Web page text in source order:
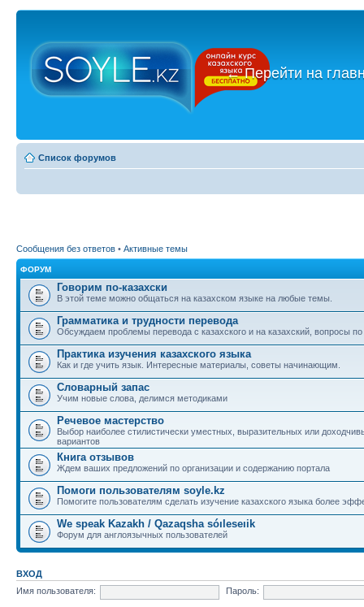
←Перейти на
Список форумов
Сообщения без ответов • Активные темы
ФОРУМ
Говорим по-казахски
В этой теме можно общаться на казахском языке на любые темы.
Грамматика и трудности перевода
Обсуждаем проблемы перевода с казахского и на казахский, вопросы
Практика изучения казахского языка
Как и где учить язык. Интересные материалы, советы начинающим.
Словарный запас
Учим новые слова, делимся методиками
Речевое мастерство
Выбор наиболее стилистически уместных, выразительных или
вариантов
Книга отзывов
Ждем ваших предложений по организации и содержанию портала
Помоги пользователям soyle.kz
Помогите пользователям сделать изучение казахского языка более
We speak Kazakh / Qazaqsha sóıleseıik
Форум для англоязычных пользователей
ВХОД
Имя пользователя:
Пароль: